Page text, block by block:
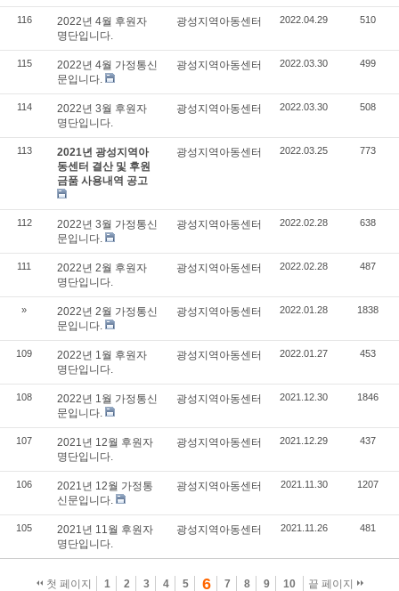
116
2022년 4월 후원자
명단입니다.
광성지역아동센터 2022.04.29 510
115
2022년 4월 가정통신
문입니다.
광성지역아동센터 2022.03.30 499
114
2022년 3월 후원자
명단입니다.
광성지역아동센터 2022.03.30 508
113
2021년 광성지역아
동센터 결산 및 후원
금품 사용내역 공고
광성지역아동센터 2022.03.25 773
112
2022년 3월 가정통신
문입니다.
광성지역아동센터 2022.02.28 638
111
2022년 2월 후원자
명단입니다.
광성지역아동센터 2022.02.28 487
»
2022년 2월 가정통신
문입니다.
광성지역아동센터 2022.01.28 1838
109
2022년 1월 후원자
명단입니다.
광성지역아동센터 2022.01.27 453
108
2022년 1월 가정통신
문입니다.
광성지역아동센터 2021.12.30 1846
107
2021년 12월 후원자
명단입니다.
광성지역아동센터 2021.12.29 437
106
2021년 12월 가정통
신문입니다.
광성지역아동센터 2021.11.30 1207
105
2021년 11월 후원자
명단입니다.
광성지역아동센터 2021.11.26 481
첫 페이지 1 2 3 4 5 6 7 8 9 10 끝 페이지